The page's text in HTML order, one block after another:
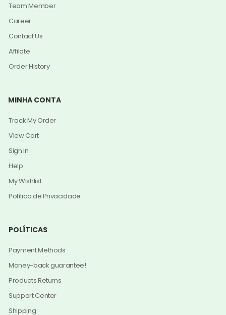
Team Member
Career
Contact Us
Affilate
Order History
MINHA CONTA
Track My Order
View Cart
Sign In
Help
My Wishlist
Política de Privacidade
POLÍTICAS
Payment Methods
Money-back guarantee!
Products Returns
Support Center
Shipping